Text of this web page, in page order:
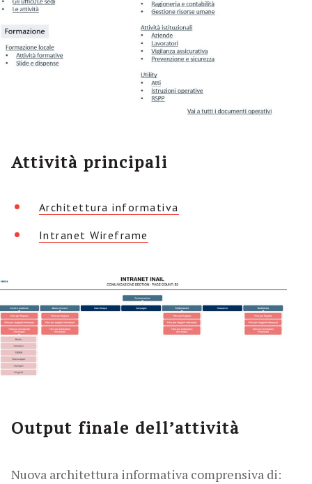
Attività principali
Architettura informativa
Intranet Wireframe
Output finale dell’attività
Nuova architettura informativa comprensiva di: